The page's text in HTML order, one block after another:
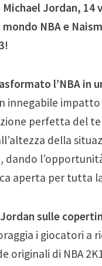
Michael Jordan, 14
mondo NBA e
l’NBA in
innegabile
perfetta del
della
dando
aperta per tutta
sulle
i giocatori a
originali di NBA